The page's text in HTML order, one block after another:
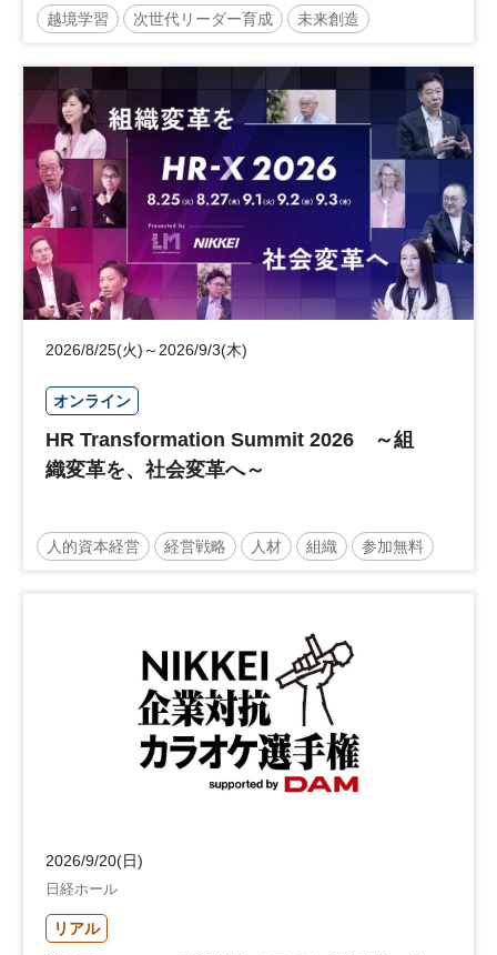
越境学習 次世代リーダー育成 未来創造
リーダーシップ 新規事業 参加無料
2026/8/25(火)～2026/9/3(木)
オンライン
HR Transformation Summit 2026 ～組
織変革を、社会変革へ～
人的資本経営 経営戦略 人材 組織 参加無料
2026/9/20(日)
日経ホール
リアル